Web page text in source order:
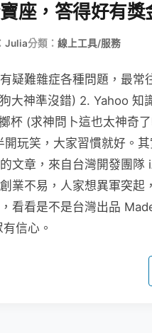
座，答得好有獎
Julia分類： 線上工具/服務
疑難雜症各種問題，最常
大神準沒錯) 2. Yahoo 知
杯 (求神問卜這也太神奇
開玩笑，大家習慣就好。
文章，來自台灣開發團隊
業不易，人家想異軍突起
看看是不是台灣出品
信心。